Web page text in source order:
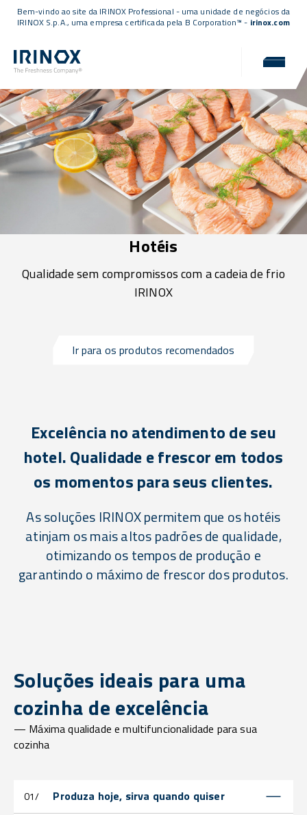
Bem-vindo ao site da IRINOX Professional - uma unidade de negócios da
IRINOX S.p.A., uma empresa certificada pela B Corporation™ - irinox.com
Hotéis
Qualidade sem compromissos com a cadeia de frio
IRINOX
Ir para os produtos recomendados
Excelência no atendimento de seu
hotel. Qualidade e frescor em todos
os momentos para seus clientes.
As soluções IRINOX permitem que os hotéis
atinjam os mais altos padrões de qualidade,
otimizando os tempos de produção e
garantindo o máximo de frescor dos produtos.
Soluções ideais para uma
cozinha de excelência
— Máxima qualidade e multifuncionalidade para sua
cozinha
01/ Produza hoje, sirva quando quiser